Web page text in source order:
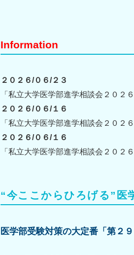
Information
２０２６/０６/２３
「私立大学医学部進学相談会２０２６
２０２６/０６/１６
「私立大学医学部進学相談会２０２
２０２６/０６/１６
「私立大学医学部進学相談会２０２
“今ここからひろげる”医
医学部受験対策の大定番「第２